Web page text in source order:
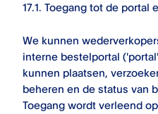
17.1. Toegang tot de portal
We kunnen
interne bestelportal
kunnen plaatsen,
beheren en de status van
Toegang wordt verleend